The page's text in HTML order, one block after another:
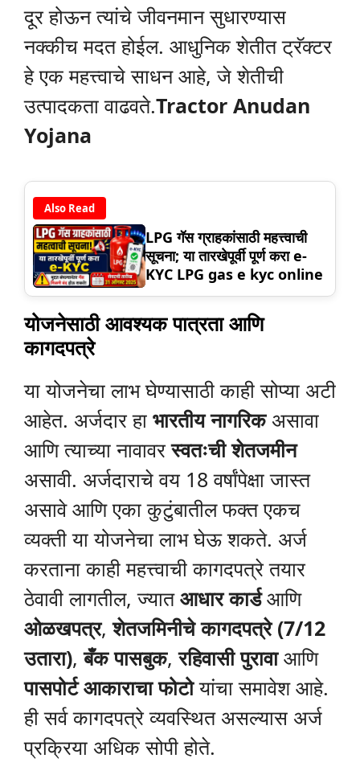
दूर होऊन त्यांचे जीवनमान सुधारण्यास
नक्कीच मदत होईल. आधुनिक शेतीत ट्रॅक्टर
हे एक महत्त्वाचे साधन आहे, जे शेतीची
उत्पादकता वाढवते.Tractor Anudan
Yojana
Also Read
LPG गॅस ग्राहकांसाठी महत्त्वाची
सूचना; या तारखेपूर्वी पूर्ण करा e-
KYC LPG gas e kyc online
योजनेसाठी आवश्यक पात्रता आणि
कागदपत्रे
या योजनेचा लाभ घेण्यासाठी काही सोप्या अटी
आहेत. अर्जदार हा भारतीय नागरिकअसावा
आणि त्याच्या नावावरस्वतःची शेतजमीन
असावी. अर्जदाराचे वय 18 वर्षांपेक्षा जास्त
असावे आणि एका कुटुंबातील फक्त एकच
व्यक्ती या योजनेचा लाभ घेऊ शकते. अर्ज
करताना काही महत्त्वाची कागदपत्रे तयार
ठेवावी लागतील, ज्यातआधार कार्डआणि
ओळखपत्र,शेतजमिनीचे कागदपत्रे (7/12
उतारा),बँक पासबुक,रहिवासी पुरावाआणि
पासपोर्ट आकाराचा फोटोयांचा समावेश आहे.
ही सर्व कागदपत्रे व्यवस्थित असल्यास अर्ज
प्रक्रिया अधिक सोपी होते.